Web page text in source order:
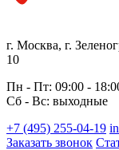
г. Москва, г.
10
Пн - Пт: 09:00 -
Сб - Вс: выходные
+7 (495) 255-04-19
Заказать звонок